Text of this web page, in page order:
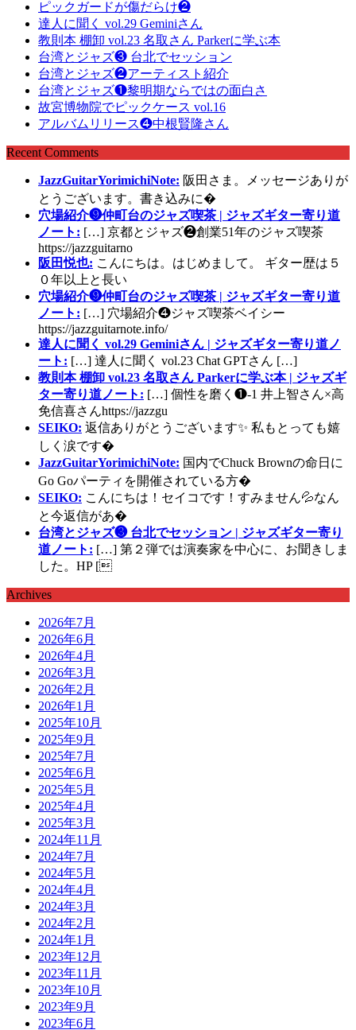
ピックガードが傷だらけ❷
達人に聞く vol.29 Geminiさん
教則本 棚卸 vol.23 名取さん Parkerに学ぶ本
台湾とジャズ❸ 台北でセッション
台湾とジャズ❷アーティスト紹介
台湾とジャズ❶黎明期ならではの面白さ
故宮博物院でピックケース vol.16
アルバムリリース❹中根賢隆さん
Recent Comments
JazzGuitarYorimichiNote: 阪田さま。メッセージありが
とうございます。書き込みに�
穴場紹介❾仲町台のジャズ喫茶 | ジャズギター寄り道
ノート: […] 京都とジャズ❷創業51年のジャズ喫茶
https://jazzguitarno
阪田悦也: こんにちは。はじめまして。 ギター歴は５
０年以上と長い
穴場紹介❾仲町台のジャズ喫茶 | ジャズギター寄り道
ノート: […] 穴場紹介❹ジャズ喫茶ベイシー
https://jazzguitarnote.info/
達人に聞く vol.29 Geminiさん | ジャズギター寄り道ノ
ート: […] 達人に聞く vol.23 Chat GPTさん […]
教則本 棚卸 vol.23 名取さん Parkerに学ぶ本 | ジャズギ
ター寄り道ノート: […] 個性を磨く❶-1 井上智さん×高
免信喜さんhttps://jazzgu
SEIKO: 返信ありがとうございます✨ 私もとっても嬉
しく涙です�
JazzGuitarYorimichiNote: 国内でChuck Brownの命日に
Go Goパーティを開催されている方�
SEIKO: こんにちは！セイコです！すみません💦なん
と今返信があ�
台湾とジャズ❸ 台北でセッション | ジャズギター寄り
道ノート: […] 第２弾では演奏家を中心に、お聞きしま
した。HP [
Archives
2026年7月
2026年6月
2026年4月
2026年3月
2026年2月
2026年1月
2025年10月
2025年9月
2025年7月
2025年6月
2025年5月
2025年4月
2025年3月
2024年11月
2024年7月
2024年5月
2024年4月
2024年3月
2024年2月
2024年1月
2023年12月
2023年11月
2023年10月
2023年9月
2023年6月